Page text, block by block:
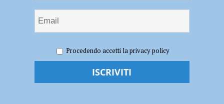
Celebrazione della speranza, il 17 dicembre in Cattedrale
Celebrazione della speranza, il 17
Procedendo accetti la privacy policy